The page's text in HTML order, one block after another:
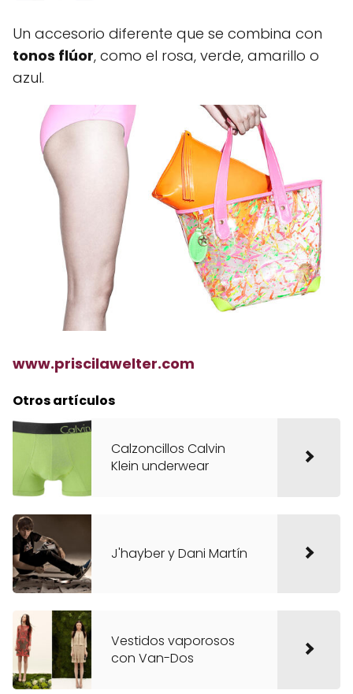
Un accesorio diferente que se combina con
tonos flúor, como el rosa, verde, amarillo o
azul.
www.priscilawelter.com
Otros artículos
Calzoncillos Calvin
Klein underwear
J'hayber y Dani Martín
Vestidos vaporosos
con Van-Dos